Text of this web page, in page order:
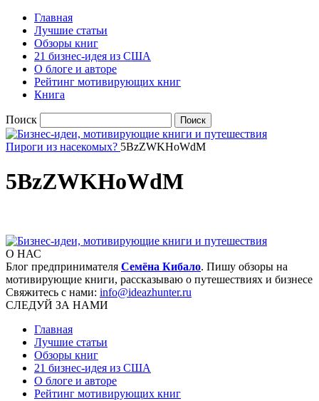
Главная
Лучшие статьи
Обзоры книг
21 бизнес-идея из США
О блоге и авторе
Рейтинг мотивирующих книг
Книга
Поиск
Пироги из насекомых? 5BzZWKHoWdM
5BzZWKHoWdM
О НАС
Блог предпринимателя Семёна Кибало. Пишу обзоры на
мотивирующие книги, рассказываю о путешествиях и бизнесе
Свяжитесь с нами: info@ideazhunter.ru
СЛЕДУЙ ЗА НАМИ
Главная
Лучшие статьи
Обзоры книг
21 бизнес-идея из США
О блоге и авторе
Рейтинг мотивирующих книг